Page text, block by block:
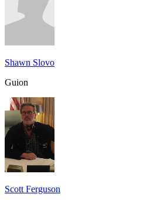
Shawn Slovo
Guion
Scott Ferguson